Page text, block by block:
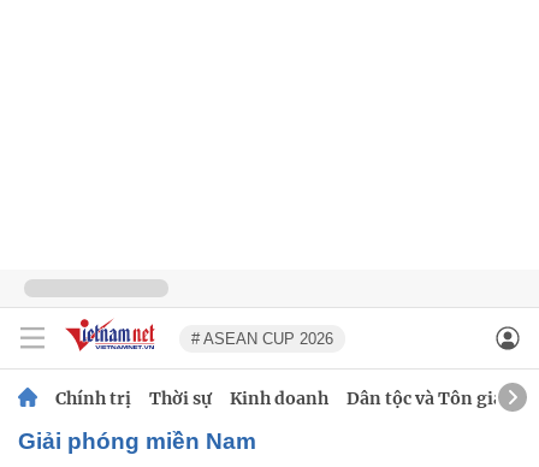
# ASEAN CUP 2026
Chính trị Thời sự Kinh doanh Dân tộc và Tôn giáo
giải phóng miền Nam